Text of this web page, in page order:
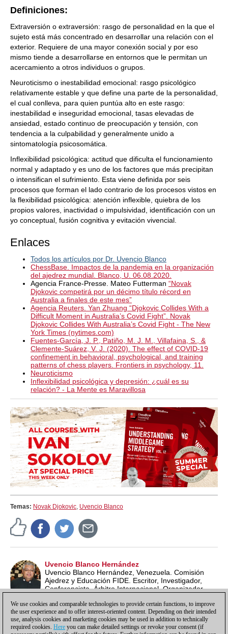
Definiciones:
Extraversión o extraversión: rasgo de personalidad en la que el
sujeto está más concentrado en desarrollar una relación con el
exterior. Requiere de una mayor conexión social y por eso
mismo tiende a desarrollarse en entornos que le permitan un
acercamiento a otros individuos o grupos.
Neuroticismo o inestabilidad emocional: rasgo psicológico
relativamente estable y que define una parte de la personalidad,
el cual conlleva, para quien puntúa alto en este rasgo:
inestabilidad e inseguridad emocional, tasas elevadas de
ansiedad, estado continuo de preocupación y tensión, con
tendencia a la culpabilidad y generalmente unido a
sintomatología psicosomática.
Inflexibilidad psicológica: actitud que dificulta el funcionamiento
normal y adaptado y es uno de los factores que más precipitan
o intensifican el sufrimiento. Esta viene definida por seis
procesos que forman el lado contrario de los procesos vistos en
la flexibilidad psicológica: atención inflexible, quiebra de los
propios valores, inactividad o impulsividad, identificación con un
yo conceptual, fusión cognitiva y evitación vivencial.
Enlaces
Todos los artículos por Dr. Uvencio Blanco
ChessBase. Impactos de la pandemia en la organización
del ajedrez mundial. Blanco, U. 06.08.2020.
Agencia France-Presse. Mateo Futterman “Novak
Djokovic competirá por un décimo título récord en
Australia a finales de este mes”
Agencia Reuters. Yan Zhuang “Djokovic Collides With a
Difficult Moment in Australia’s Covid Fight”. Novak
Djokovic Collides With Australia’s Covid Fight - The New
York Times (nytimes.com)
Fuentes-García, J. P., Patiño, M. J. M., Villafaina, S., &
Clemente-Suárez, V. J. (2020). The effect of COVID-19
confinement in behavioral, psychological, and training
patterns of chess players. Frontiers in psychology, 11.
Neuroticismo
Inflexibilidad psicológica y depresión: ¿cuál es su
relación? - La Mente es Maravillosa
Temas: Novak Djokovic, Uvencio Blanco
Uvencio Blanco Hernández
Uvencio Blanco Hernández, Venezuela. Comisión
Ajedrez y Educación FIDE. Escritor, Investigador,
Conferencista, Árbitro Internacional, Organizador
Lead School Instructor FIDE.
We use cookies and comparable technologies to provide certain functions, to improve
the user experience and to offer interest-oriented content. Depending on their intended
use, analysis cookies and marketing cookies may be used in addition to technically
required cookies. Here you can make detailed settings or revoke your consent (if